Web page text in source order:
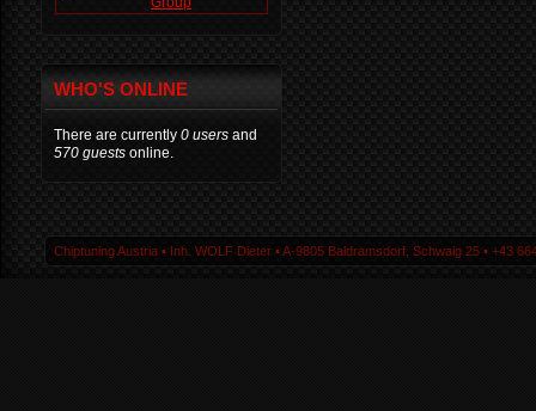
WHO'S ONLINE
There are currently 0 users and
570 guests online.
Chiptuning Austria ▪ Inh. WOLF Dieter ▪ A-9805 Baldramsdorf, Schwaig 25 ▪ +43